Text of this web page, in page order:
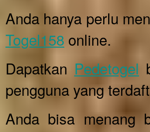
Anda hanya perlu
Togel158 online.
Dapatkan Pedetogel
pengguna yang
Anda bisa menang